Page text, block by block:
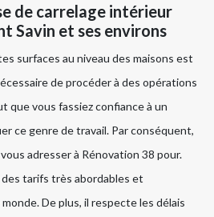
de carrelage intérieur
Savin et ses environs
surfaces au niveau des maisons est
de procéder à des opérations
que vous fassiez confiance à un
ce genre de travail. Par conséquent,
adresser à Rénovation 38 pour.
tarifs très abordables et
De plus, il respecte les délais